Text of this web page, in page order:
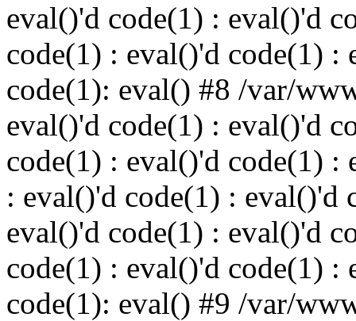
eval()'d code(1) : eval()'d
code(1) : eval()'d code(1) :
code(1): eval() #8 /var/
eval()'d code(1) : eval()'d
code(1) : eval()'d code(1) :
: eval()'d code(1) : eval()'d
eval()'d code(1) : eval()'d
code(1) : eval()'d code(1) :
code(1): eval() #9 /var/